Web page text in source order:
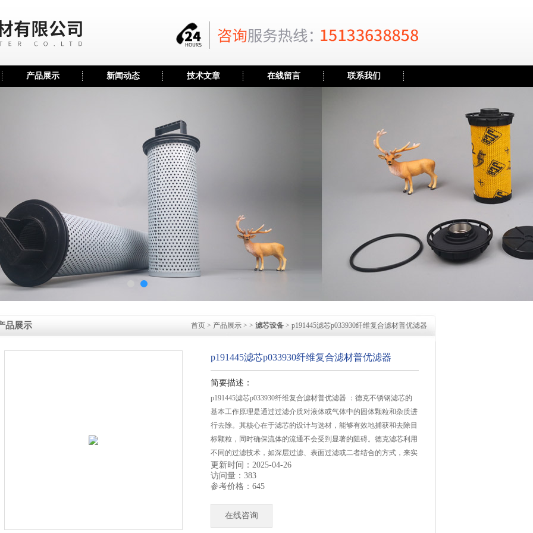
产品展示 新闻动态 技术文章 在线留言 联系我们
品展示 首页 > 产品展示 > > 滤芯设备 > p191445滤芯p033930纤维复合滤材普优滤器
p191445滤芯p033930纤维复合滤材普优滤器
简要描述：
p191445滤芯p033930纤维复合滤材普优滤器 ：德克不锈钢滤芯的
基本工作原理是通过过滤介质对液体或气体中的固体颗粒和杂质进
行去除。其核心在于滤芯的设计与选材，能够有效地捕获和去除目
标颗粒，同时确保流体的流通不会受到显著的阻碍。德克滤芯利用
不同的过滤技术，如深层过滤、表面过滤或二者结合的方式，来实
现高效的过滤效果。
更新时间：2025-04-26
访问量：383
参考价格：645
在线咨询